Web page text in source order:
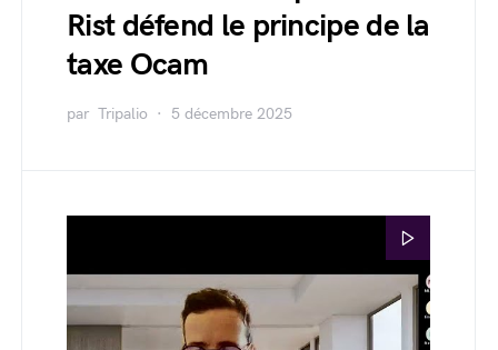
Rist défend le principe de la
taxe Ocam
par Tripalio 5 décembre 2025